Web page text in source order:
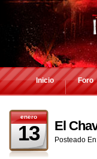
Inicio Foro
enero
13 El
Posteado